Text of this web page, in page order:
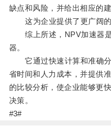
缺点和风险，并给出相应的建
这为企业提供了更广阔的
综上所述，NPV加速器是
器。
它通过快速计算和准确分
省时间和人力成本，并提供
的比较分析，使企业能够更
决策。
#3#